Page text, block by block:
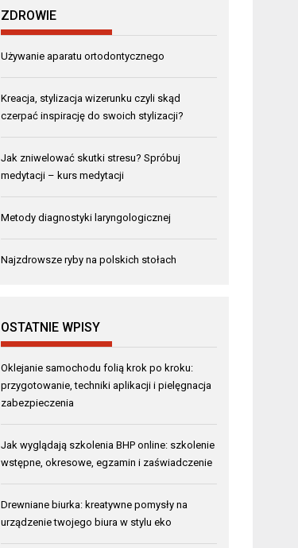
ZDROWIE
Używanie aparatu ortodontycznego
Kreacja, stylizacja wizerunku czyli skąd
czerpać inspirację do swoich stylizacji?
Jak zniwelować skutki stresu? Spróbuj
medytacji – kurs medytacji
Metody diagnostyki laryngologicznej
Najzdrowsze ryby na polskich stołach
OSTATNIE WPISY
Oklejanie samochodu folią krok po kroku:
przygotowanie, techniki aplikacji i pielęgnacja
zabezpieczenia
Jak wyglądają szkolenia BHP online: szkolenie
wstępne, okresowe, egzamin i zaświadczenie
Drewniane biurka: kreatywne pomysły na
urządzenie twojego biura w stylu eko